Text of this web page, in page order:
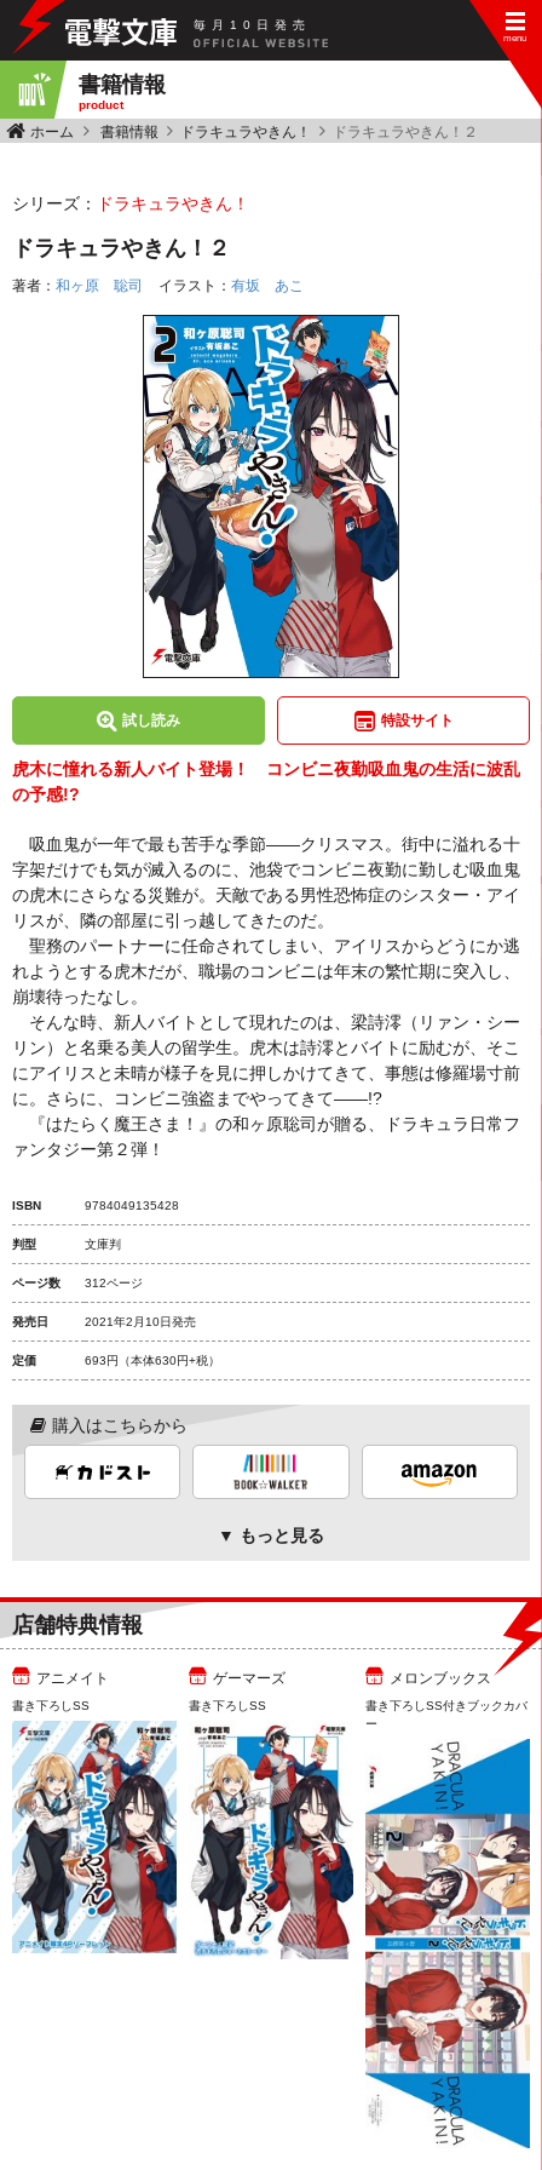
毎 月 10 日 発 売
書籍情報
product
ホーム 書籍情報 ドラキュラやきん！ ドラキュラやきん！２
シリーズ： ドラキュラやきん！
ドラキュラやきん！２
著者： 和ヶ原 聡司 イラスト： 有坂 あこ
試し読み 特設サイト
虎木に憧れる新人バイト登場！ コンビニ夜勤吸血鬼の生活に波乱
の予感!?
吸血鬼が一年で最も苦手な季節――クリスマス。街中に溢れる十
字架だけでも気が滅入るのに、池袋でコンビニ夜勤に勤しむ吸血鬼
の虎木にさらなる災難が。天敵である男性恐怖症のシスター・アイ
リスが、隣の部屋に引っ越してきたのだ。
聖務のパートナーに任命されてしまい、アイリスからどうにか逃
れようとする虎木だが、職場のコンビニは年末の繁忙期に突入し、
崩壊待ったなし。
そんな時、新人バイトとして現れたのは、梁詩澪（リァン・シー
リン）と名乗る美人の留学生。虎木は詩澪とバイトに励むが、そこ
にアイリスと未晴が様子を見に押しかけてきて、事態は修羅場寸前
に。さらに、コンビニ強盗までやってきて――!?
『はたらく魔王さま！』の和ヶ原聡司が贈る、ドラキュラ日常フ
ァンタジー第２弾！
ISBN 9784049135428
判型 文庫判
ページ数 312ページ
発売日 2021年2月10日発売
定価 693円 （本体630円+税）
購入はこちらから
▼ もっと見る
店舗特典情報
アニメイト
書き下ろしSS
ゲーマーズ
書き下ろしSS
メロンブックス
書き下ろしSS付きブックカバ
ー